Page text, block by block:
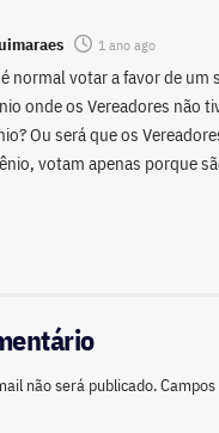
1 ano ago
normal votar a favor de um
onde os Vereadores não
Ou será que os
votam apenas porque
não será publicado.